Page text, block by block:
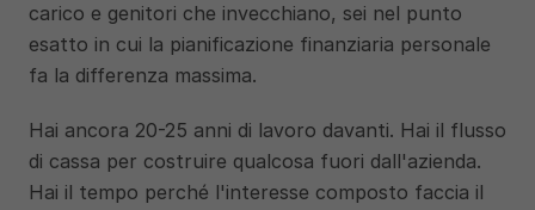
carico e genitori che invecchiano, sei nel punto
esatto in cui la pianificazione finanziaria personale
fa la differenza massima.
Hai ancora 20-25 anni di lavoro davanti. Hai il flusso
di cassa per costruire qualcosa fuori dall'azienda.
Hai il tempo perché l'interesse composto faccia il